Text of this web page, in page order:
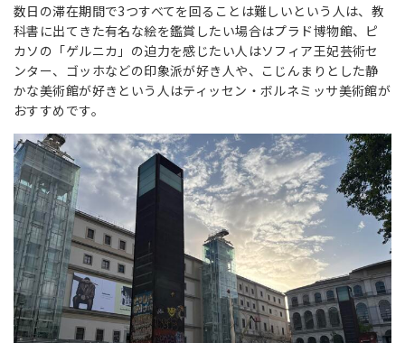
数日の滞在期間で3つすべてを回ることは難しいという人は、教
科書に出てきた有名な絵を鑑賞したい場合はプラド博物館、ピ
カソの「ゲルニカ」の迫力を感じたい人はソフィア王妃芸術セ
ンター、ゴッホなどの印象派が好き人や、こじんまりとした静
かな美術館が好きという人はティッセン・ボルネミッサ美術館が
おすすめです。